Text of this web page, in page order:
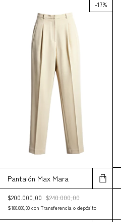
-17%
Pantalón Max Mara
$200.000,00 $240.000,00
$180.000,00 con Transferencia o depósito